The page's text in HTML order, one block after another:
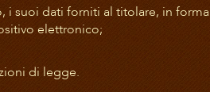
i suoi dati forniti al titolare, in forma
elettronico;
di legge.